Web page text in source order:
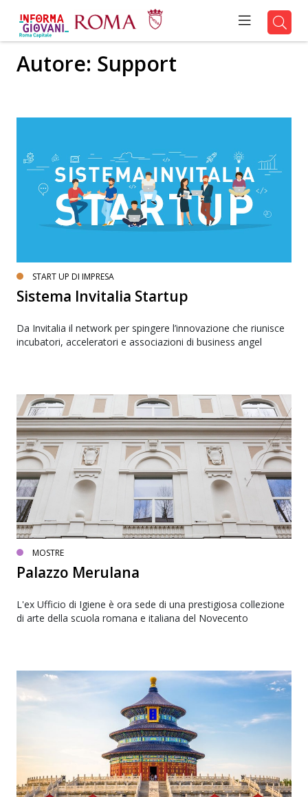
Autore: Support
START UP DI IMPRESA
Sistema Invitalia Startup
Da Invitalia il network per spingere l’innovazione che riunisce
incubatori, acceleratori e associazioni di business angel
MOSTRE
Palazzo Merulana
L'ex Ufficio di Igiene è ora sede di una prestigiosa collezione
di arte della scuola romana e italiana del Novecento